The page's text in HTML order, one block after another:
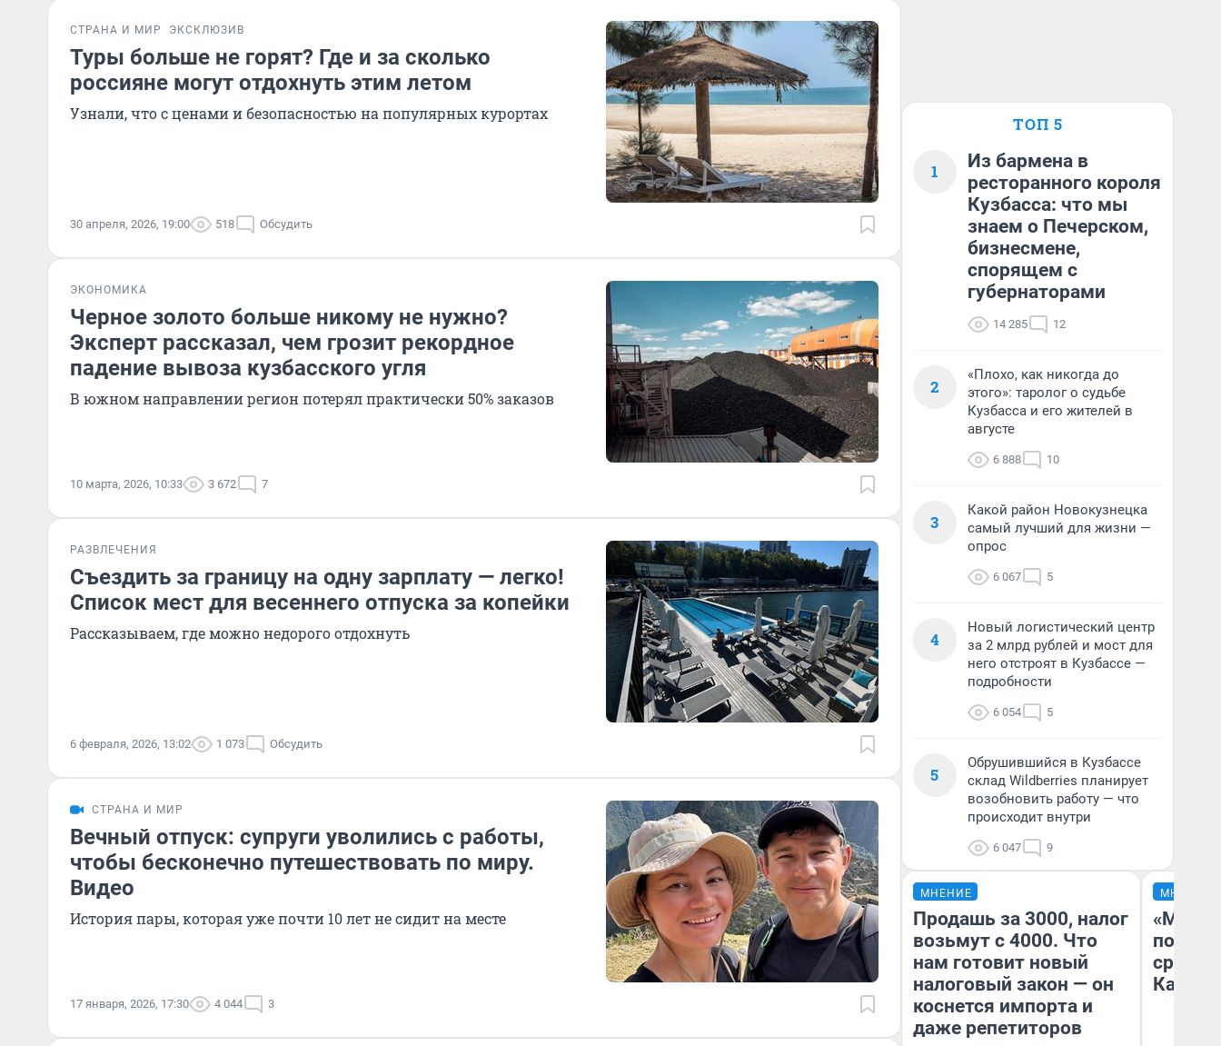
СТРАНА И МИР ЭКСКЛЮЗИВ
Туры больше не горят? Где и за сколько
россияне могут отдохнуть этим летом
Узнали, что с ценами и безопасностью на популярных курортах
30 апреля, 2026, 19:00 518 Обсудить
ЭКОНОМИКА
Черное золото больше никому не нужно?
Эксперт рассказал, чем грозит рекордное
падение вывоза кузбасского угля
В южном направлении регион потерял практически 50% заказов
10 марта, 2026, 10:33 3 672 7
РАЗВЛЕЧЕНИЯ
Съездить за границу на одну зарплату — легко!
Список мест для весеннего отпуска за копейки
Рассказываем, где можно недорого отдохнуть
6 февраля, 2026, 13:02 1 073 Обсудить
СТРАНА И МИР
Вечный отпуск: супруги уволились с работы,
чтобы бесконечно путешествовать по миру.
Видео
История пары, которая уже почти 10 лет не сидит на месте
17 января, 2026, 17:30 4 044 3
ТОП 5
1
Из бармена в
ресторанного короля
Кузбасса: что мы
знаем о Печерском,
бизнесмене,
спорящем с
губернаторами
14 285 12
2
«Плохо, как никогда до
этого»: таролог о судьбе
Кузбасса и его жителей в
августе
6 888 10
3
Какой район Новокузнецка
самый лучший для жизни —
опрос
6 067 5
4
Новый логистический центр
за 2 млрд рублей и мост для
него отстроят в Кузбассе —
подробности
6 054 5
5
Обрушившийся в Кузбассе
склад Wildberries планирует
возобновить работу — что
происходит внутри
6 047 9
МНЕНИЕ
Продашь за 3000, налог
возьмут с 4000. Что
нам готовит новый
налоговый закон — он
коснется импорта и
даже репетиторов
МНЕНИЕ